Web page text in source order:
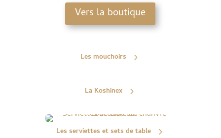
Vers la boutique
Les mouchoirs
La Koshinex
Les serviettes et sets de table